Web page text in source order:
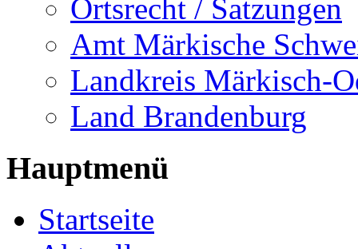
Ortsrecht / Satzungen
Amt Märkische
Landkreis Märkisch-
Land Brandenburg
Hauptmenü
Startseite